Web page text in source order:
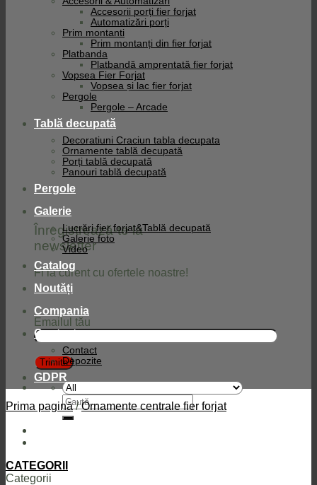
Înregistrează-te la
newsletter
Fi la curent cu ofertele noastre!
Emailul tău
Caută
după:
Accesorii porți fier forjat
Automatizări porți
Prim montanti
Prim montanți din fier forjat
Platbanda
Platbandă amprentată fier forjat
Vopsea Fier Forjat
Vopsea și lac fier forjat
Pergole
Pergole – Arcade
Tablă decupată
Decoratiuni Craciun tabla decupata
Ornamente tablă decupată
Porți tablă decupată
Panouri tablă decupată
Pergole
Galerie
Lucrări fier forjat&Tablă decupată
Galerie foto
Video
Catalog
Noutăți
Compania
Contact
Contact
Depozite
GDPR
Prima pagină / Ornamente centrale fier forjat
CATEGORII
Categorii